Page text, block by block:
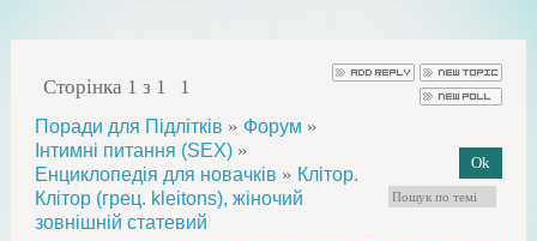
Сторінка 1 з 1 1
Поради для Підлітків » Форум »
Інтимні питання (SEX) »
Енциклопедія для новачків » Клітор.
Клітор (грец. kleitons), жіночий
зовнішній статевий